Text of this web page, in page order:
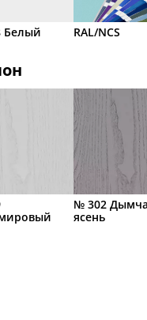
Белый RAL/NCS
№ 302
ясень